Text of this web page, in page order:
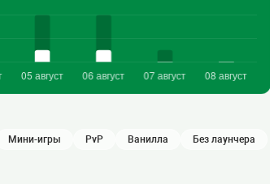
мини-игры PvP ванилла
без лаунчера